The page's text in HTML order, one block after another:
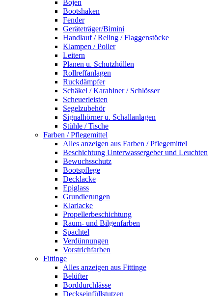
Bojen
Bootshaken
Fender
Geräteträger/Bimini
Handlauf / Reling / Flaggenstöcke
Klampen / Poller
Leitern
Planen u. Schutzhüllen
Rollreffanlagen
Ruckdämpfer
Schäkel / Karabiner / Schlösser
Scheuerleisten
Segelzubehör
Signalhörner u. Schallanlagen
Stühle / Tische
Farben / Pflegemittel
Alles anzeigen aus Farben / Pflegemittel
Beschichtung Unterwassergeber und Leuchten
Bewuchsschutz
Bootspflege
Decklacke
Epiglass
Grundierungen
Klarlacke
Propellerbeschichtung
Raum- und Bilgenfarben
Spachtel
Verdünnungen
Vorstrichfarben
Fittinge
Alles anzeigen aus Fittinge
Belüfter
Borddurchlässe
Deckseinfüllstutzen